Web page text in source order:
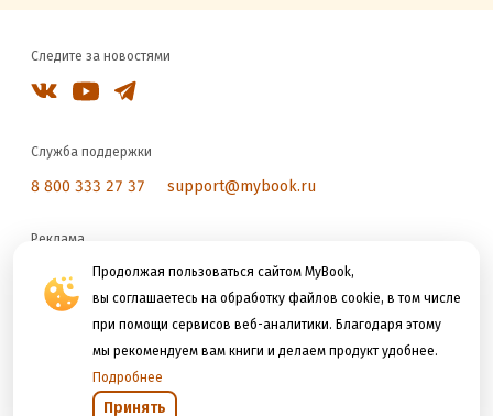
Продолжая пользоваться сайтом MyBook,
вы соглашаетесь на обработку файлов cookie, в том числе
при помощи сервисов веб-аналитики. Благодаря этому
мы рекомендуем вам книги и делаем продукт удобнее.
Подробнее
Принять
Следите за новостями
Служба поддержки
8 800 333 27 37 support@mybook.ru
Реклама
reklama@litres.ru
Мы принимаем к оплате